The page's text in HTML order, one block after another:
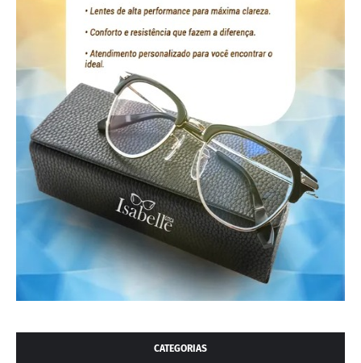
CATEGORIAS